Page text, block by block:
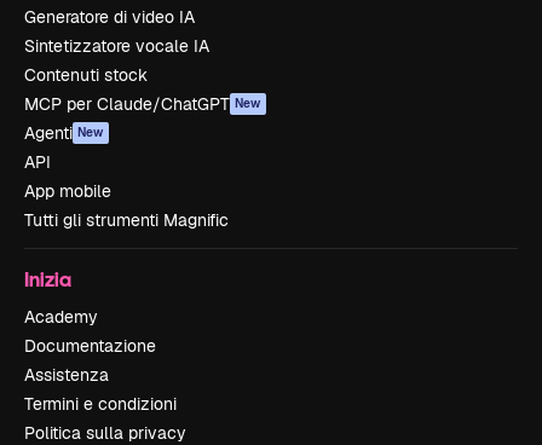
Generatore di video IA
Sintetizzatore vocale IA
Contenuti stock
MCP per Claude/ChatGPT New
Agenti New
API
App mobile
Tutti gli strumenti Magnific
Inizia
Academy
Documentazione
Assistenza
Termini e condizioni
Politica sulla privacy